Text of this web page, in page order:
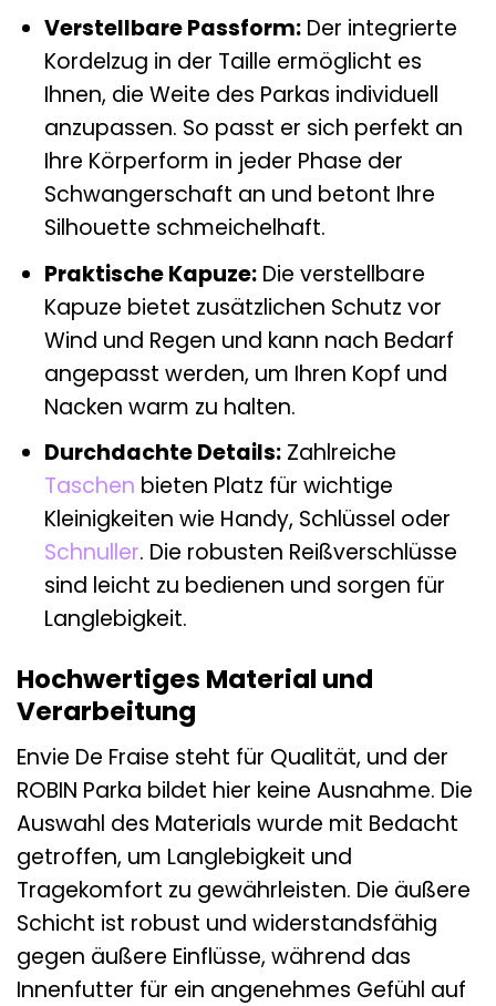
Verstellbare Passform:Der integrierte
Kordelzug in der Taille ermöglicht es
Ihnen, die Weite des Parkas individuell
anzupassen. So passt er sich perfekt an
Ihre Körperform in jeder Phase der
Schwangerschaft an und betont Ihre
Silhouette schmeichelhaft.
Praktische Kapuze:Die verstellbare
Kapuze bietet zusätzlichen Schutz vor
Wind und Regen und kann nach Bedarf
angepasst werden, um Ihren Kopf und
Nacken warm zu halten.
Durchdachte Details:Zahlreiche
Taschen bieten Platz für wichtige
Kleinigkeiten wie Handy, Schlüssel oder
Schnuller. Die robusten Reißverschlüsse
sind leicht zu bedienen und sorgen für
Langlebigkeit.
Hochwertiges Material und
Verarbeitung
Envie De Fraise steht für Qualität, und der
ROBIN Parka bildet hier keine Ausnahme. Die
Auswahl des Materials wurde mit Bedacht
getroffen, um Langlebigkeit und
Tragekomfort zu gewährleisten. Die äußere
Schicht ist robust und widerstandsfähig
gegen äußere Einflüsse, während das
Innenfutter für ein angenehmes Gefühl auf